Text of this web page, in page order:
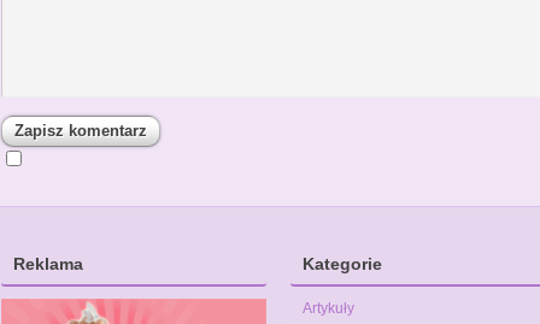
Reklama Kategorie
Artykuły